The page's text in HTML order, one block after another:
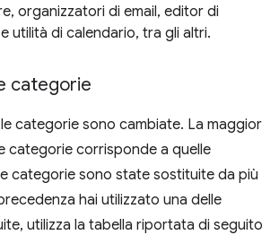
organizzatori di email, editor di
utilità di calendario, tra gli altri.
categorie
categorie sono cambiate. La maggior
categorie corrisponde a quelle
categorie sono state sostituite da più
hai utilizzato una delle
utilizza la tabella riportata di seguito